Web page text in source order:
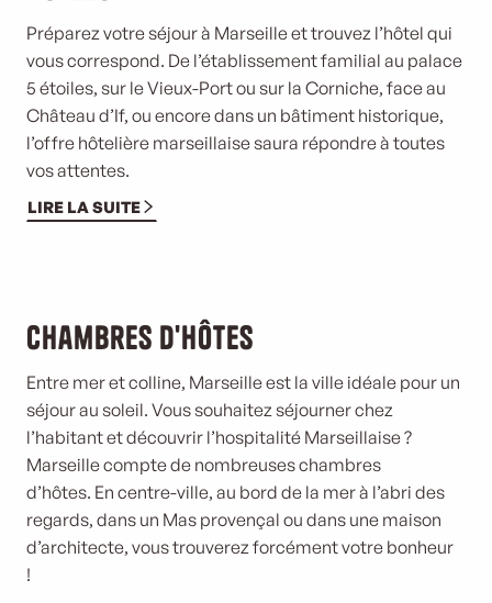
Préparez votre séjour à Marseille et trouvez l’hôtel qui
vous correspond. De l’établissement familial au palace
5 étoiles, sur le Vieux-Port ou sur la Corniche, face au
Château d’If, ou encore dans un bâtiment historique,
l’offre hôtelière marseillaise saura répondre à toutes
vos attentes.
LIRE LA SUITE
Chambres d'hôtes
Entre mer et colline, Marseille est la ville idéale pour un
séjour au soleil. Vous souhaitez séjourner chez
l’habitant etdécouvrir l’hospitalité Marseillaise ?
Marseille compte de nombreuses chambres
d’hôtes. En centre-ville, au bord de la mer à l’abri des
regards, dans un Mas provençal ou dans une maison
d’architecte, vous trouverez forcément votre bonheur
!